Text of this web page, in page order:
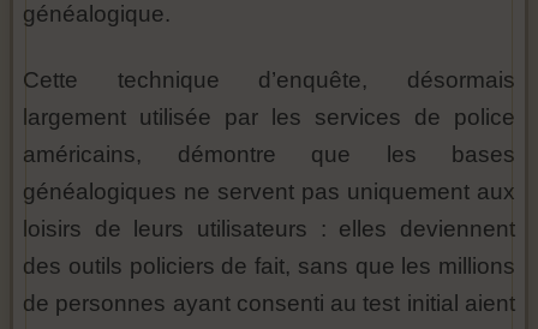
généalogique.
Cette technique d’enquête, désormais
largement utilisée par les services de police
américains, démontre que les bases
généalogiques ne servent pas uniquement aux
loisirs de leurs utilisateurs : elles deviennent
des outils policiers de fait, sans que les millions
de personnes ayant consenti au test initial aient